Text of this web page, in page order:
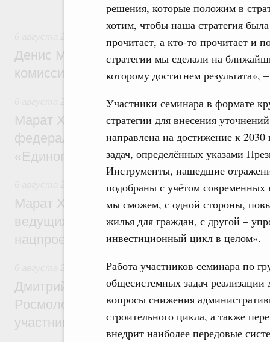
решения, которые положим в
хотим, чтобы наша стратегия
прочитает, а кто-то прочитает и
стратегии мы сделали на
которому достигнем результата»,
Участники семинара в формате
стратегии для внесения
направлена на достижение к 2030
задач, определённых указами
Инструменты, нашедшие
подобраны с учётом
мы сможем, с одной стороны,
жилья для граждан, с другой –
инвестиционный цикл в целом».
Работа участников семинара по
общесистемных задач
вопросы снижения
строительного цикла, а также
внедрит наиболее передовые
Вчера
Денис Мантуров провёл заседание
комиссии по промышленности
Регулирование в сфере строительства
Марат Хуснуллин: Более 130
федерального значения построено под
«Единого заказчика»
Национальный проект «Инфраструктура
Марат Хуснуллин: Порядка 200
ведущих к спортивным объектам,
нацпроекту «Инфраструктура для
Молодёжная политика
Дмитрий Чернышенко, Сергей Кравцов и
Росмолодёжи Григорий Гуров
участников проекта «Кольцо открытий»